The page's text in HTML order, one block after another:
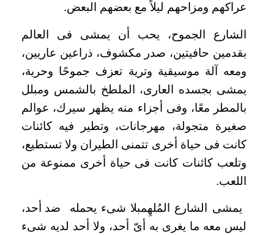
عراكهم ومزاحهم ليلاً مع بعضهم البعض.
الشارع الجموح، يحب أن يمشى فى العالم
بقدمين حافيتين، صدر مكشوف، ذراعين عاريين،
ومعه آلة موسيقية وترية تعزف جموحًا وحرية،
يمشى بجسده العارى، الملطخ بالشمس ومبلل
بالمطر معًا، وفى أجزاء منه يظهر سيرك، عوالم
صغيرة متجولة، مهرجانات، وتطير فيه كائنات
كانت فى حياة أخرى تتمنى الطيران ولا تستطيع،
وتلعب كائنات كانت فى حياة أخرى ممنوعة من
اللعب.
يمشى الشارع المُلهِمبلا شىء يحمله
ضد أحد،
ليس معه ما يغرى به أىّ أحد، ول ا أحد لديه شىء